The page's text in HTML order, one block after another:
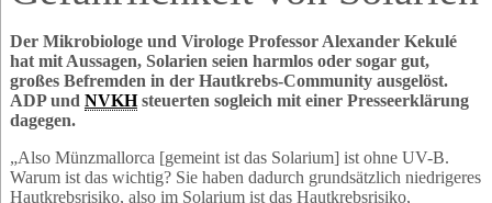
Der Mikrobiologe und Virologe Professor Alexander Kekulé
hat mit Aussagen, Solarien seien harmlos oder sogar gut,
großes Befremden in der Hautkrebs-Community ausgelöst.
ADP und NVKHsteuerten sogleich mit einer Presseerklärung
dagegen.
„Also Münzmallorca [gemeint ist das Solarium] ist ohne UV-B.
Warum ist das wichtig? Sie haben dadurch grundsätzlich niedrigeres
Hautkrebsrisiko, also im Solarium ist das Hautkrebsrisiko,